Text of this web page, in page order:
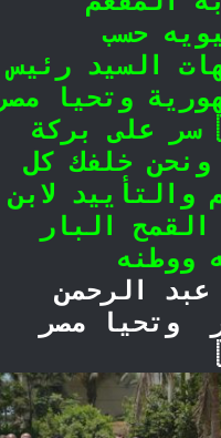
حسب
السيد رئيس
وتحيا مصر
سر على بركة
ونحن خلفك كل
والتأييد لابن
البار
ووطنه
عبد الرحمن
وتحيا مصر